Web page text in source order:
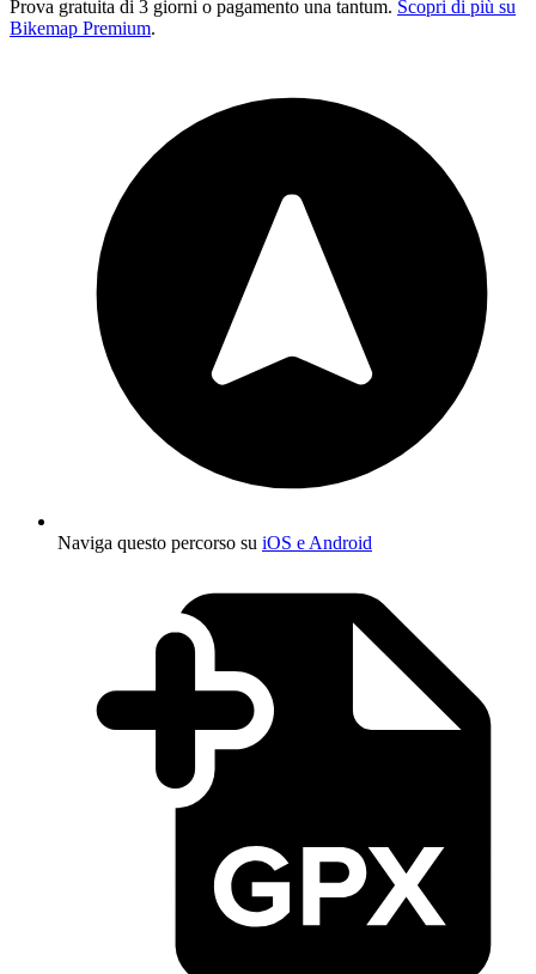
Prova gratuita di 3 giorni o pagamento una tantum. Scopri di più su
Bikemap Premium.
Naviga questo percorso su iOS e Android